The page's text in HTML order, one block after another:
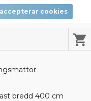
cookies
bredd 400 cm